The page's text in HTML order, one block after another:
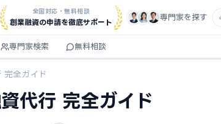
全国対応・無料相談
創業融資の申請を徹底サポート
専門家を探す
専門家検索 無料相談
完全ガイド
代行 完全ガイド